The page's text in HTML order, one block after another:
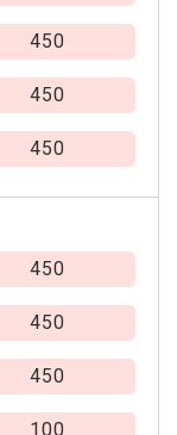
450
450
450
450
450
450
100